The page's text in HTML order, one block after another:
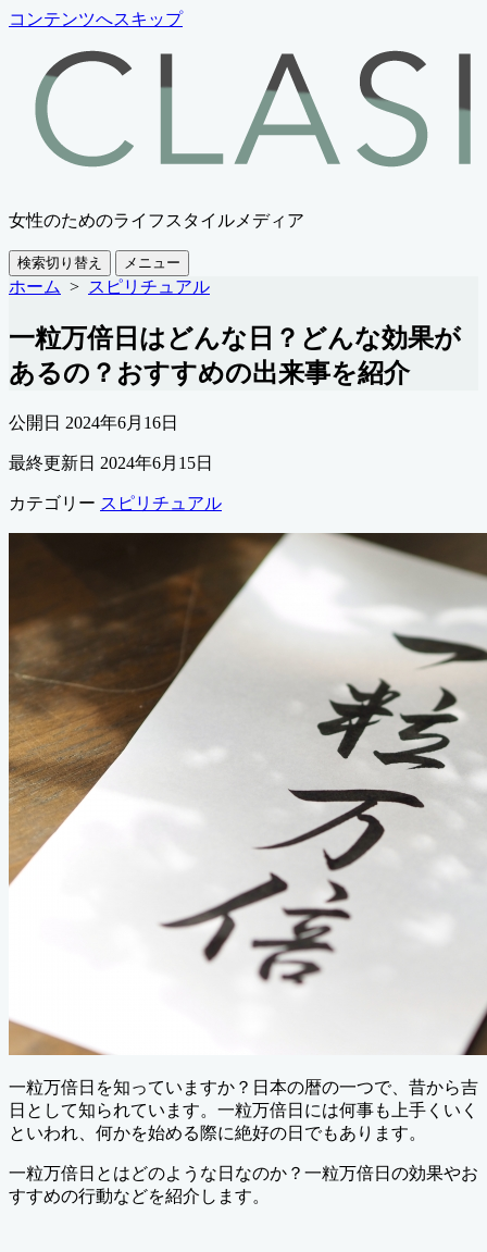
コンテンツへスキップ
女性のためのライフスタイルメディア
検索切り替え メニュー
ホーム > スピリチュアル
一粒万倍日はどんな日？どんな効果が
あるの？おすすめの出来事を紹介
公開日 2024年6月16日
最終更新日 2024年6月15日
カテゴリー スピリチュアル
一粒万倍日を知っていますか？日本の暦の一つで、昔から吉
日として知られています。一粒万倍日には何事も上手くいく
といわれ、何かを始める際に絶好の日でもあります。
一粒万倍日とはどのような日なのか？一粒万倍日の効果やお
すすめの行動などを紹介します。